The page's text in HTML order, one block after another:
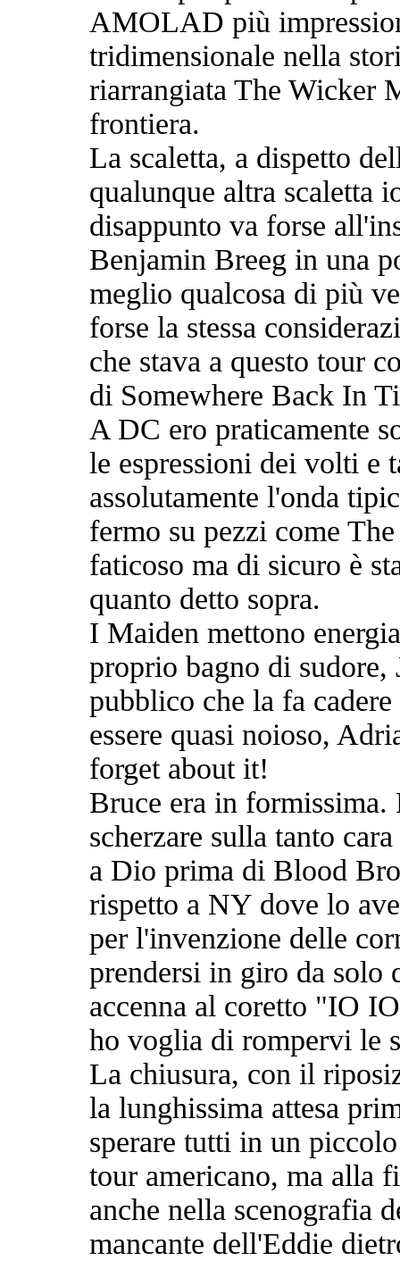
AMOLAD più
tridimensionale nella
riarrangiata The Wicker
frontiera.
La scaletta, a dispetto
qualunque altra scaletta
disappunto va forse
Benjamin Breeg in una
meglio qualcosa di più
forse la stessa
che stava a questo tour
di Somewhere Back In
A DC ero praticamente
le espressioni dei volti e
assolutamente l'onda
fermo su pezzi come
faticoso ma di sicuro è
quanto detto sopra.
I Maiden mettono
proprio bagno di sudore,
pubblico che la fa
essere quasi noioso,
forget about it!
Bruce era in
scherzare sulla tanto
a Dio prima di Blood
rispetto a NY dove lo
per l'invenzione delle
prendersi in giro da solo
accenna al coretto "IO
ho voglia di rompervi le
La chiusura, con il
la lunghissima attesa
sperare tutti in un
tour americano, ma alla
anche nella scenografia
mancante dell'Eddie